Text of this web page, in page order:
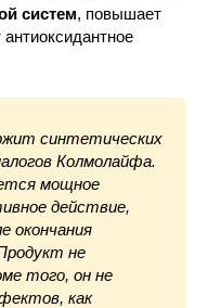
систем, повышает
синтетических
Колмолайфа.
мощное
действие,
окончания
не
того, он не
как